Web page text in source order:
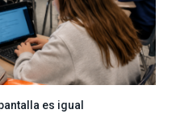
es igual